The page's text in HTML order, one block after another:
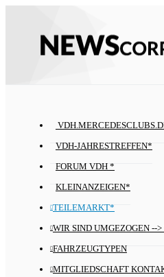
VDH-JAHRESTREFFEN*
FORUM VDH *
KLEINANZEIGEN*
TEILEMARKT*
WIR SIND UMGEZOGEN --
FAHRZEUGTYPEN
MITGLIEDSCHAFT